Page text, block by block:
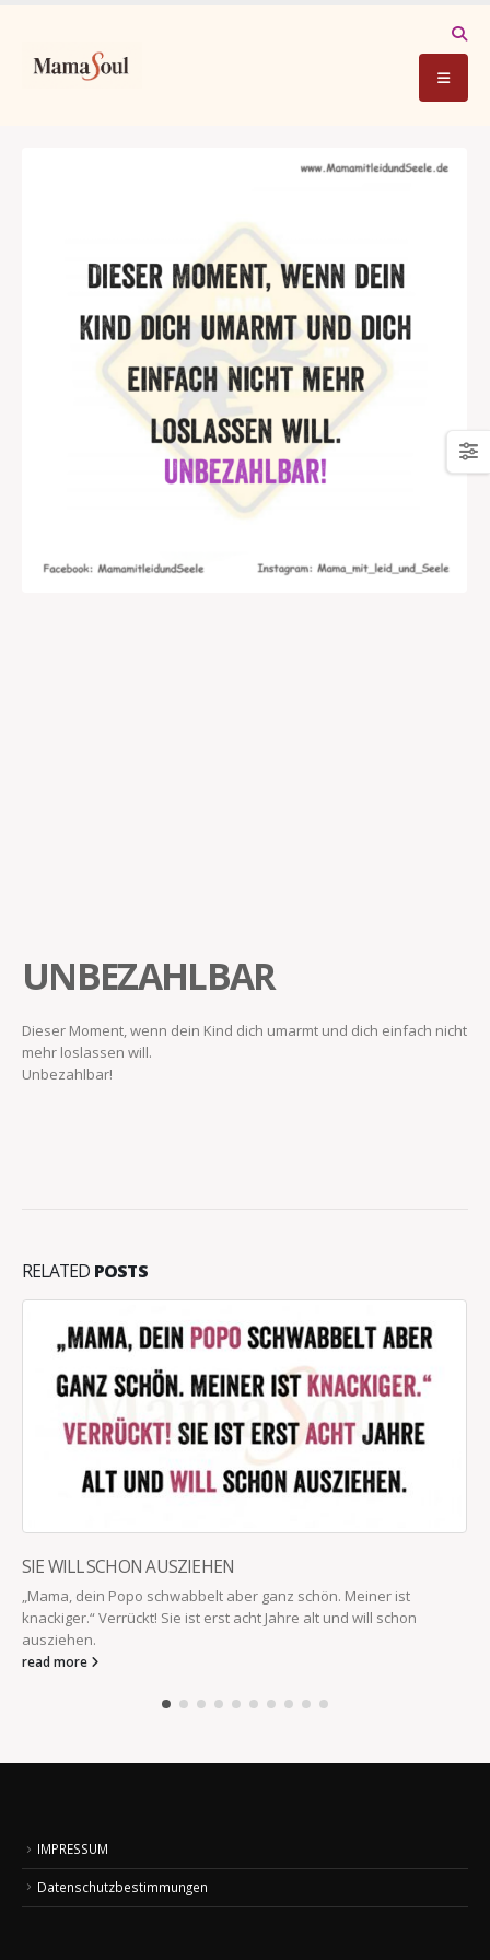
UNBEZAHLBAR
Dieser Moment, wenn dein Kind dich umarmt und dich einfach nicht
mehr loslassen will.
Unbezahlbar!
RELATED POSTS
SIE WILL SCHON AUSZIEHEN
„Mama, dein Popo schwabbelt aber ganz schön. Meiner ist
knackiger.“ Verrückt! Sie ist erst acht Jahre alt und will schon
ausziehen.
read more
IMPRESSUM
Datenschutzbestimmungen